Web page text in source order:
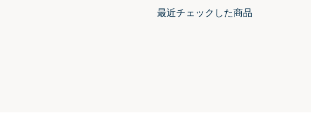
最近チェックした商品